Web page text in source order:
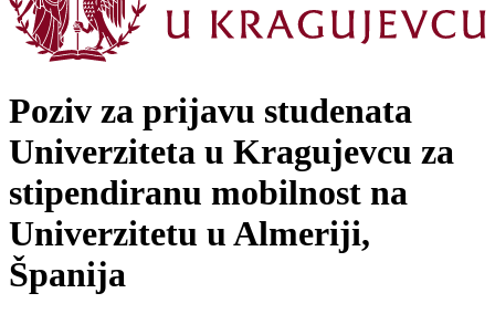
Poziv za prijavu studenata
Univerziteta u Kragujevcu za
stipendiranu mobilnost na
Univerzitetu u Almeriji,
Španija